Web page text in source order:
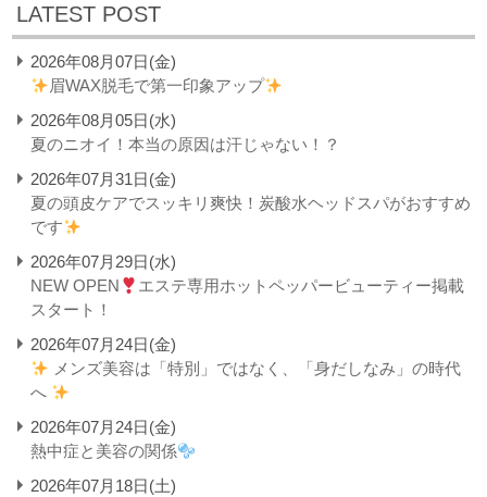
LATEST POST
2026年08月07日(金)
眉WAX脱毛で第一印象アップ
2026年08月05日(水)
夏のニオイ！本当の原因は汗じゃない！？
2026年07月31日(金)
夏の頭皮ケアでスッキリ爽快！炭酸水ヘッドスパがおすすめ
です
2026年07月29日(水)
NEW OPEN
エステ専用ホットペッパービューティー掲載
スタート！
2026年07月24日(金)
メンズ美容は「特別」ではなく、「身だしなみ」の時代
へ
2026年07月24日(金)
熱中症と美容の関係
2026年07月18日(土)